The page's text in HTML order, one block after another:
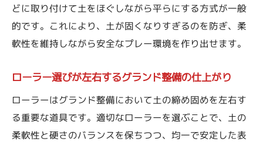
どに取り付けて土をほぐしながら平らにする方式が一般
的です。これにより、土が固くなりすぎるのを防ぎ、柔
軟性を維持しながら安全なプレー環境を作り出せます。
ローラー選びが左右するグランド整備の仕上がり
ローラーはグランド整備において土の締め固めを左右す
る重要な道具です。適切なローラーを選ぶことで、土の
柔軟性と硬さのバランスを保ちつつ、均一で安定した表